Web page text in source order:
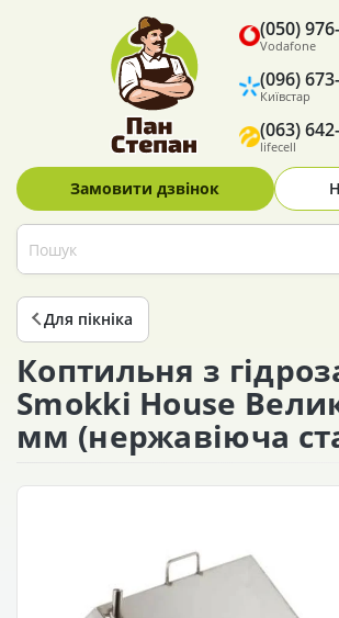
Vodafone
(050)
Київстар
(096)
lifecell
(063)
Замовити дзвінок
Для пікніка
Коптильня з
Smokki House
мм (нержавіюча